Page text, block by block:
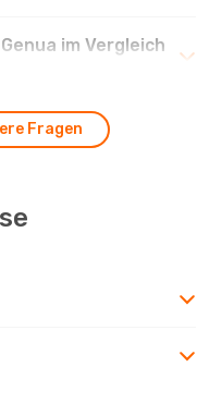
im Vergleich
Fragen